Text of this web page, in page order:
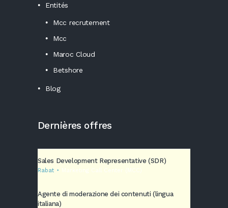
Entités
Mcc recrutement
Mcc
Maroc Cloud
Betshore
Blog
Dernières offres
Sales Development Representative (SDR)
Rabat Marketing Call Center (MCC)
Agente di moderazione dei contenuti (lingua
italiana)